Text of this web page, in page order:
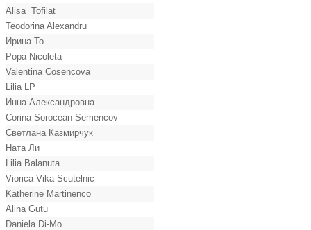
Alisa Tofilat
Teodorina Alexandru
Ирина То
Popa Nicoleta
Valentina Cosencova
Lilia LP
Инна Александровна
Corina Sorocean-Semencov
Светлана Казмирчук
Ната Ли
Lilia Balanuta
Viorica Vika Scutelnic
Katherine Martinenco
Alina Guțu
Daniela Di-Mo